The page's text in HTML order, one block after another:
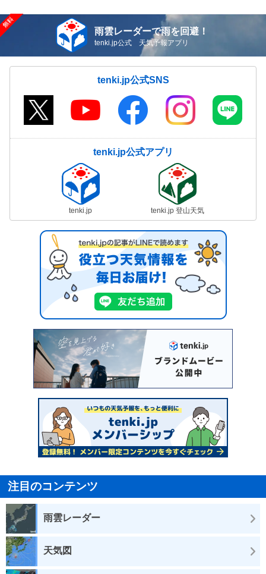
雨雲レーダーで雨を回避！
tenki.jp公式 天気予報アプリ
tenki.jp公式SNS
tenki.jp公式アプリ
tenki.jp tenki.jp 登山天気
注目のコンテンツ
雨雲レーダー
天気図